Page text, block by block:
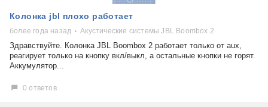
выдает ошибку
плохо работает
решение проблемы
Колонка jbl плохо работает
более года назад Акустические системы JBL Boombox 2
Здравствуйте. Колонка JBL Boombox 2 работает только от aux,
реагирует только на кнопку вкл/выкл, а остальные кнопки не горят.
Аккумулятор...
0 ответов